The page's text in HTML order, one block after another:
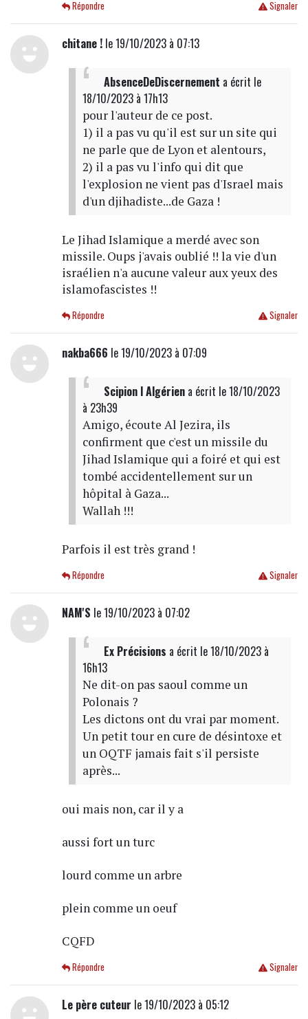
Signaler
Répondre
chitane !le 19/10/2023 à 07:13
AbsenceDeDiscernement a écrit le
18/10/2023 à 17h13
pour l'auteur de ce post.
1) il a pas vu qu'il est sur un site qui
ne parle que de Lyon et alentours,
2) il a pas vu l'info qui dit que
l'explosion ne vient pas d'Israel mais
d'un djihadiste...de Gaza !
Le Jihad Islamique a merdé avec son
missile. Oups j'avais oublié !! la vie d'un
israélien n'a aucune valeur aux yeux des
islamofascistes !!
Signaler
Répondre
nakba666 le 19/10/2023 à 07:09
Scipion l Algériena écrit le 18/10/2023
à 23h39
Amigo, écoute Al Jezira, ils
confirment que c'est un missile du
Jihad Islamique qui a foiré et qui est
tombé accidentellement sur un
hôpital à Gaza...
Wallah !!!
Parfois il est très grand !
Signaler
Répondre
NAM'S le 19/10/2023 à 07:02
Ex Précisions a écrit le 18/10/2023 à
16h13
Ne dit-on pas saoul comme un
Polonais ?
Les dictons ont du vrai par moment.
Un petit tour en cure de désintoxe et
un OQTF jamais fait s'il persiste
après...
oui mais non, car il y a
aussi fort un turc
lourd comme un arbre
plein comme un oeuf
CQFD
Signaler
Répondre
Le père cuteur le 19/10/2023 à 05:12